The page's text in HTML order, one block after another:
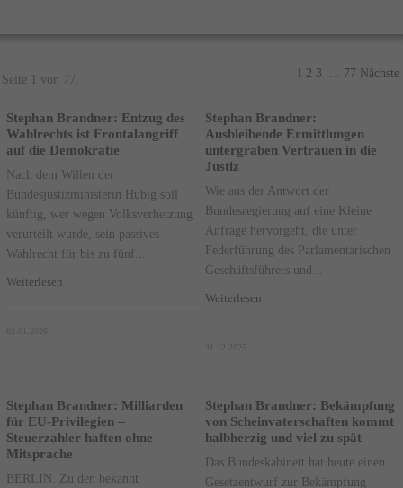
Seite 1 von 77. 1 2 3 77 Nächste
Stephan Brandner: Entzug des
Wahlrechts ist Frontalangriff
auf die Demokratie
Nach dem Willen der
Bundesjustizministerin Hubig soll
künftig, wer wegen Volksverhetzung
verurteilt wurde, sein passives
Wahlrecht für bis zu fünf...
Weiterlesen
Stephan Brandner:
Ausbleibende Ermittlungen
untergraben Vertrauen in die
Justiz
Wie aus der Antwort der
Bundesregierung auf eine Kleine
Anfrage hervorgeht, die unter
Federführung des Parlamentarischen
Geschäftsführers und...
Weiterlesen
Stephan Brandner: Milliarden
für EU-Privilegien –
Steuerzahler haften ohne
Mitsprache
BERLIN. Zu den bekannt
Stephan Brandner: Bekämpfung
von Scheinvaterschaften kommt
halbherzig und viel zu spät
Das Bundeskabinett hat heute einen
Gesetzentwurf zur Bekämpfung